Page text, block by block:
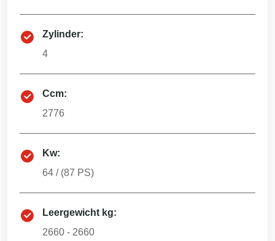
Zylinder:
4
Ccm:
2776
Kw:
64 / (87 PS)
Leergewicht kg:
2660 - 2660